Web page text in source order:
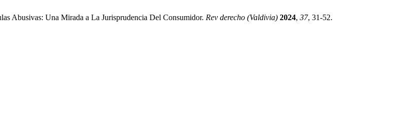
Abusivas: Una Mirada a La Jurisprudencia Del Consumidor. Rev derecho (Valdivia) 2024, 37, 31-52.